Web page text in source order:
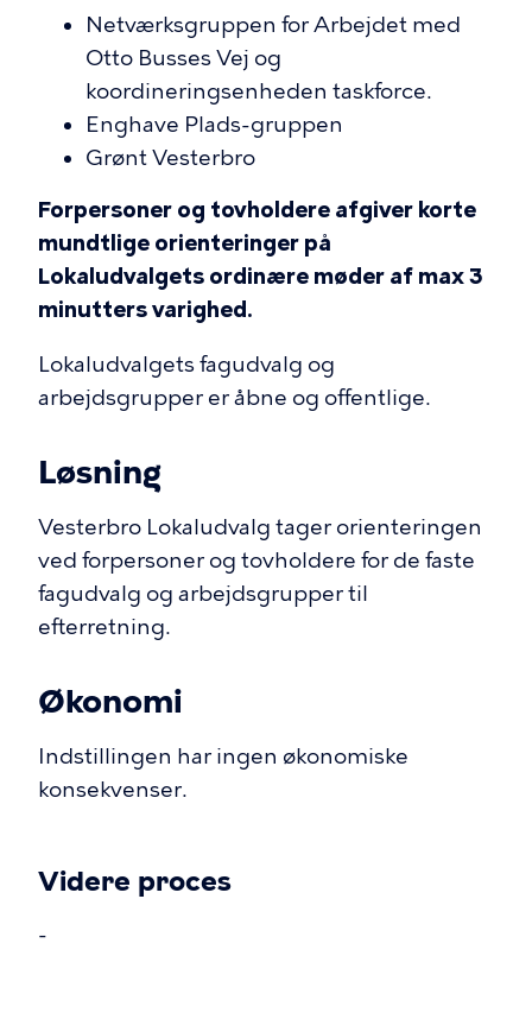
Netværksgruppen for Arbejdet med
Otto Busses Vej og
koordineringsenheden taskforce.
Enghave Plads-gruppen
Grønt Vesterbro
Forpersoner og tovholdere afgiver korte
mundtlige orienteringer på
Lokaludvalgets ordinære møder af max 3
minutters varighed.
Lokaludvalgets fagudvalg og
arbejdsgrupper er åbne og offentlige.
Løsning
Vesterbro Lokaludvalg tager orienteringen
ved forpersoner og tovholdere for de faste
fagudvalg og arbejdsgrupper til
efterretning.
Økonomi
Indstillingen har ingen økonomiske
konsekvenser.
Videre proces
-